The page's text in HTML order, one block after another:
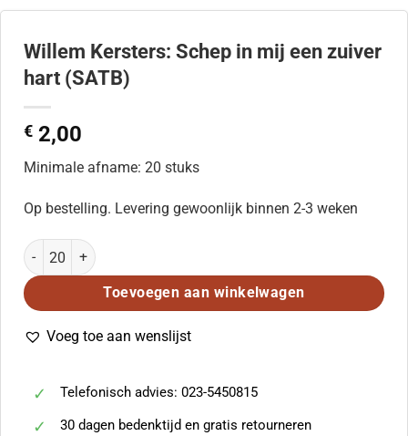
Willem Kersters: Schep in mij een zuiver
hart (SATB)
€ 2,00
Minimale afname: 20 stuks
Op bestelling. Levering gewoonlijk binnen 2-3 weken
Willem Kersters: Schep in mij een zuiver hart (SATB) aantal
Toevoegen aan winkelwagen
Voeg toe aan wenslijst
Telefonisch advies: 023-5450815
30 dagen bedenktijd en gratis retourneren